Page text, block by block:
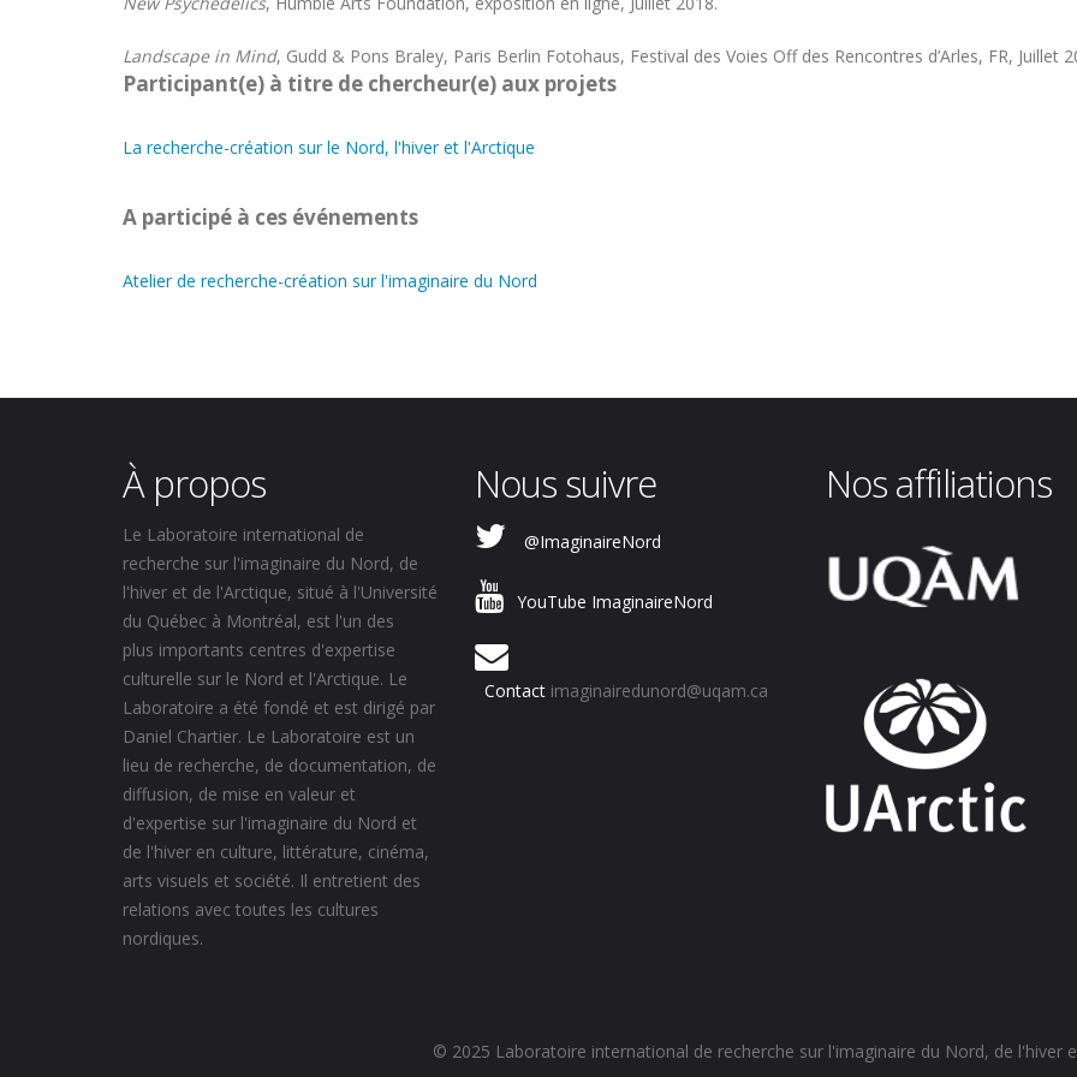
Landscape in Mind, Gudd & Pons Braley, Paris Berlin Fotohaus, Festival des Voies Off des Rencontres d’Arles, FR, Juillet
Participant(e) à titre de chercheur(e) aux projets
La recherche-création sur le Nord, l'hiver et l'Arctique
A participé à ces événements
Atelier de recherche-création sur l'imaginaire du Nord
À propos
Le Laboratoire international de
recherche sur l'imaginaire du Nord, de
l'hiver et de l'Arctique, situé à l'Université
du Québec à Montréal, est l'un des
plus importants centres d'expertise
culturelle sur le Nord et l'Arctique. Le
Laboratoire a été fondé et est dirigé par
Daniel Chartier. Le Laboratoire est un
lieu de recherche, de documentation, de
diffusion, de mise en valeur et
d'expertise sur l'imaginaire du Nord et
de l'hiver en culture, littérature, cinéma,
arts visuels et société. Il entretient des
relations avec toutes les cultures
nordiques.
Nous suivre
@ImaginaireNord
YouTube ImaginaireNord
Contactimaginairedunord@uqam.ca
Nos affiliations
© 2025 Laboratoire international de recherche sur l'imaginaire du Nord, de l'hiver